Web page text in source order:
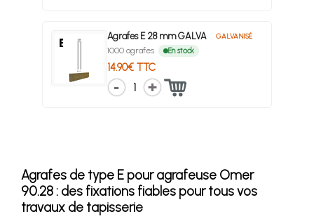
Agrafes E 28 mm GALVA GALVANISÉ
1000 agrafes En stock
14.90€ TTC
1
Agrafes de type E pour agrafeuse Omer
90.28 : des fixations fiables pour tous vos
travaux de tapisserie